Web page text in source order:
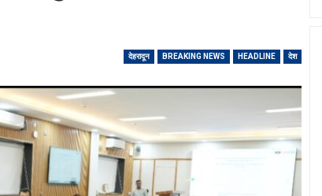
देहरादून BREAKING NEWS HEADLINE देश